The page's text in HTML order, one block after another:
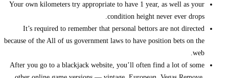
Your own kilometers try appropriate to have 1 year, as well as your
condition height never ever drops.
It’s required to remember that personal bettors are not directed
because of the All of us government laws to have position bets on the
web.
After you go to a blackjack website, you’ll often find a lot of some